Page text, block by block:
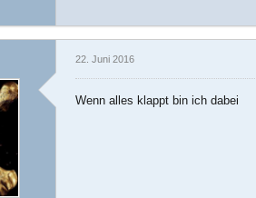
22. Juni 2016
Wenn alles klappt bin ich dabei